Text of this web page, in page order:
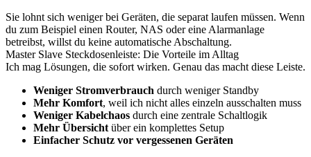
Sie lohnt sich weniger bei Geräten, die separat laufen müssen. Wenn
du zum Beispiel einen Router, NAS oder eine Alarmanlage
betreibst, willst du keine automatische Abschaltung.
Master Slave Steckdosenleiste: Die Vorteile im Alltag
Ich mag Lösungen, die sofort wirken. Genau das macht diese Leiste.
Weniger Stromverbrauch durch weniger Standby
Mehr Komfort, weil ich nicht alles einzeln ausschalten muss
Weniger Kabelchaos durch eine zentrale Schaltlogik
Mehr Übersicht über ein komplettes Setup
Einfacher Schutz vor vergessenen Geräten